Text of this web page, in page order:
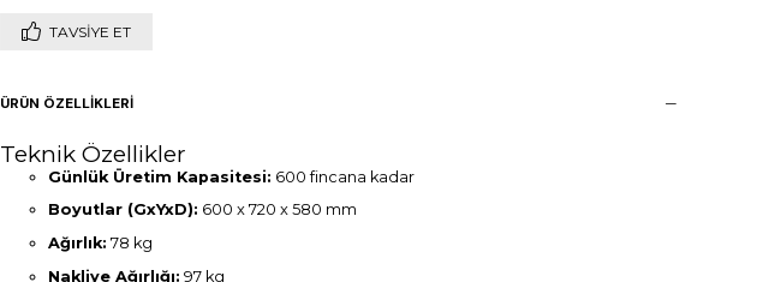
TAVSIYE ET
ÜRÜN ÖZELLIKLERI
Teknik Özellikler
Günlük Üretim Kapasitesi: 600 fincana kadar
Boyutlar (GxYxD): 600 x 720 x 580 mm
Ağırlık: 78 kg
Nakliye Ağırlığı: 97 kg